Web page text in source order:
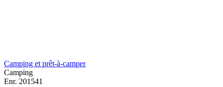
Camping et prêt-à-camper
Camping
Enr. 201541